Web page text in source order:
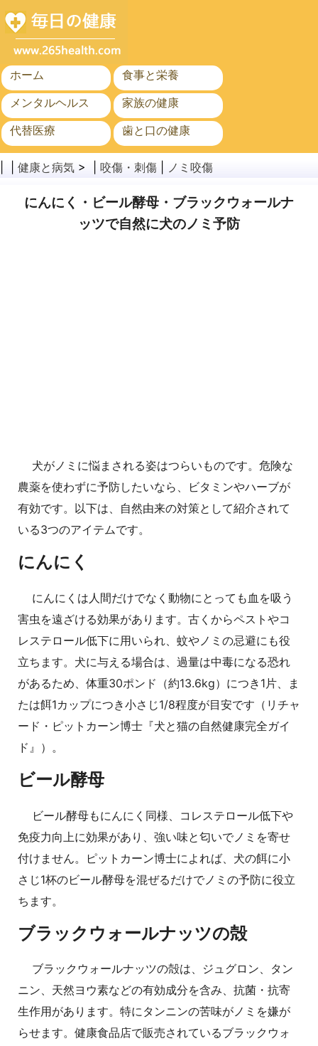
ホーム
食事と栄養
メンタルヘルス
家族の健康
代替医療
歯と口の健康
がん
公衆衛生
健康と病気 > | 咬傷・刺傷 ノミ咬傷
にんにく・ビール酵母・ブラックウォールナ
ッツで自然に犬のノミ予防
犬がノミに悩まされる姿はつらいものです。危険な
農薬を使わずに予防したいなら、ビタミンやハーブが
有効です。以下は、自然由来の対策として紹介されて
いる3つのアイテムです。
にんにく
にんにくは人間だけでなく動物にとっても血を吸う
害虫を遠ざける効果があります。古くからペストやコ
レステロール低下に用いられ、蚊やノミの忌避にも役
立ちます。犬に与える場合は、過量は中毒になる恐れ
があるため、体重30ポンド（約13.6kg）につき1片、ま
たは餌1カップにつき小さじ1/8程度が目安です（リチャ
ード・ピットカーン博士『犬と猫の自然健康完全ガイ
ド』）。
ビール酵母
ビール酵母もにんにく同様、コレステロール低下や
免疫力向上に効果があり、強い味と匂いでノミを寄せ
付けません。ピットカーン博士によれば、犬の餌に小
さじ1杯のビール酵母を混ぜるだけでノミの予防に役立
ちます。
ブラックウォールナッツの殻
ブラックウォールナッツの殻は、ジュグロン、タン
ニン、天然ヨウ素などの有効成分を含み、抗菌・抗寄
生作用があります。特にタンニンの苦味がノミを嫌が
らせます。健康食品店で販売されているブラックウォ